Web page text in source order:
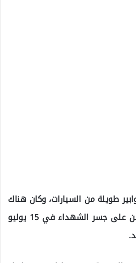
طويلة من السيارات، وكان هناك
ازدحام في كلا الاتجاهين على جسر الشهداء في 15 يوليو